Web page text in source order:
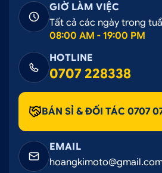
GIỜ LÀM VIỆC
Tất cả các ngày trong
08:00 AM - 19:00 PM
HOTLINE
0707 228338
BÁN SỈ & ĐỐI TÁC 0707
EMAIL